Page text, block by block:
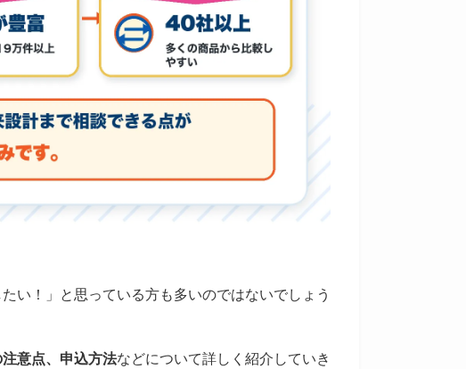
い！」と思っている方も多いのではないでしょう
意点、申込方法などについて詳しく紹介していき